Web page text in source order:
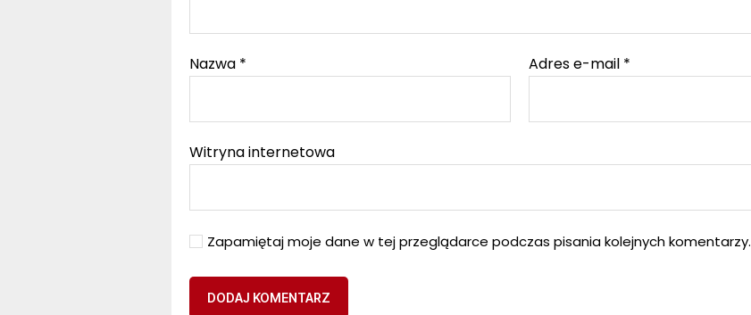
Nazwa * Adres e-mail *
Witryna internetowa
Zapamiętaj moje dane w tej przeglądarce podczas pisania kolejnych komentarzy.